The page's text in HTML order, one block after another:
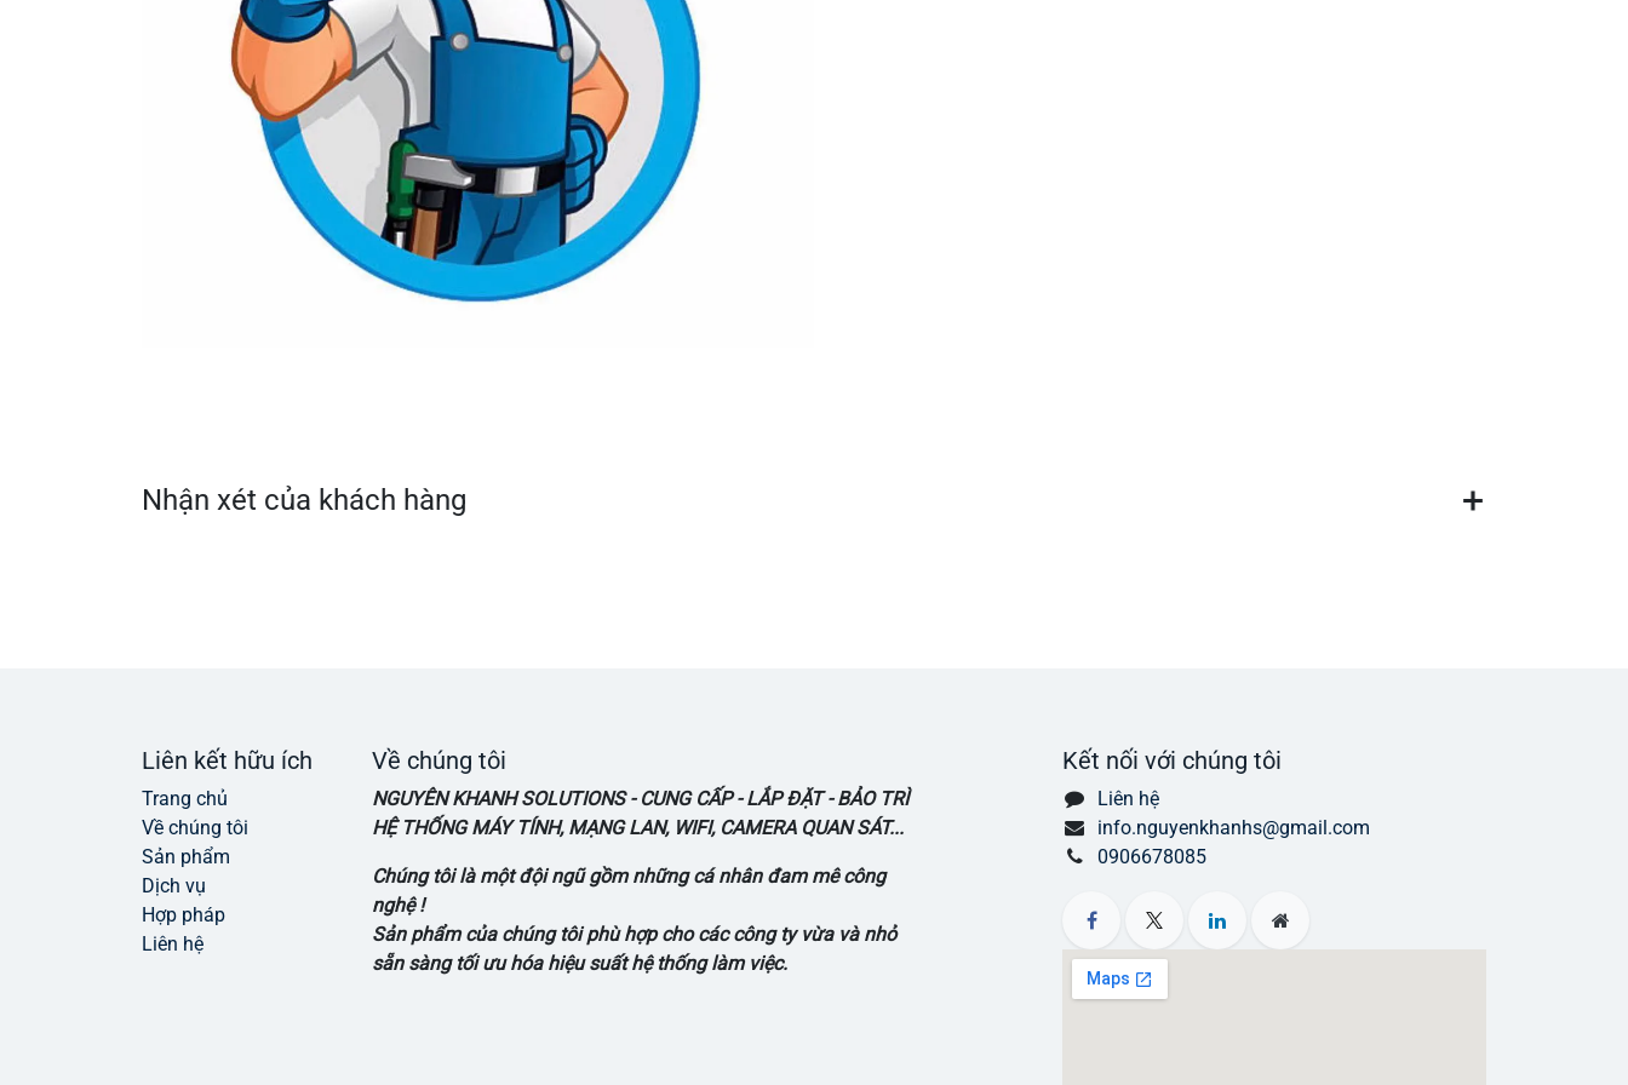
Nhận xét của khách hàng
Liên kết hữu ích
Trang chủ
Về chúng tôi
Sản phẩm
Dịch vụ
Hợp pháp
Liên hệ
Về chúng tôi
NGUYÊN KHANH SOLUTIONS - CUNG CẤP - LẮP ĐẶT - BẢO TRÌ
HỆ THỐNG MÁY TÍNH, MẠNG LAN, WIFI, CAMERA QUAN SÁT...
Chúng tôi là một đội ngũ gồm những cá nhân đam mê công
nghệ !
Sản phẩm của chúng tôi phù hợp cho các công ty vừa và nhỏ
sẵn sàng tối ưu hóa hiệu suất hệ thống làm việc.
Kết nối với chúng tôi
Liên hệ
info.nguyenkhanhs@gmail.com
0906678085